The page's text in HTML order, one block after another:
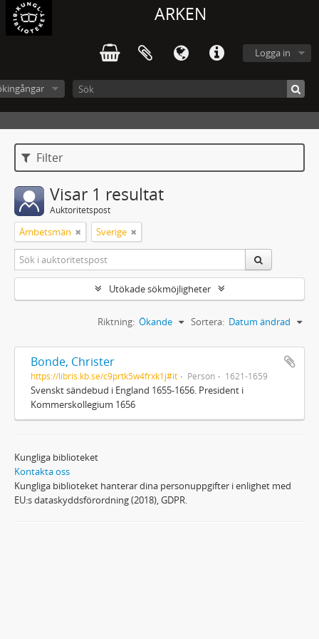
ARKEN
Logga in
Filter
Visar 1 resultat
Auktoritetspost
Ämbetsmän Sverige
Utökade sökmöjligheter
Sortera: Datum ändrad
Riktning: Ökande
Bonde, Christer
https://libris.kb.se/c9prtk5w4frxk1j#it Person 1621-1659
Svenskt sändebud i England 1655-1656. President i
Kommerskollegium 1656
Kungliga biblioteket
Kontakta oss
Kungliga biblioteket hanterar dina personuppgifter i enlighet med
EU:s dataskyddsförordning (2018), GDPR.